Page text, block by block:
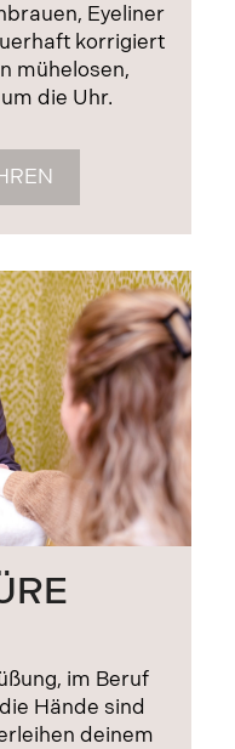
Eyeliner
korrigiert
mühelosen,
die Uhr.
im Beruf
Hände sind
deinem